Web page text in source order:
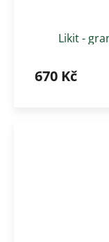
Likit -
670 Kč